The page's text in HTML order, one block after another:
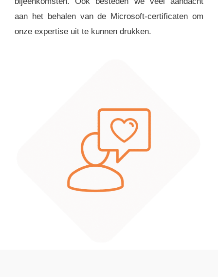
aan het behalen van de Microsoft-certificaten om
onze expertise uit te kunnen drukken.